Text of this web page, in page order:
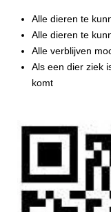
Alle dieren te
Alle dieren te
Alle verblijven
Als een dier ziek
komt